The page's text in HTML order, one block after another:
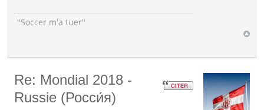
"Soccer m'a tuer"
Re: Mondial 2018 -
Russie (Росси́я)